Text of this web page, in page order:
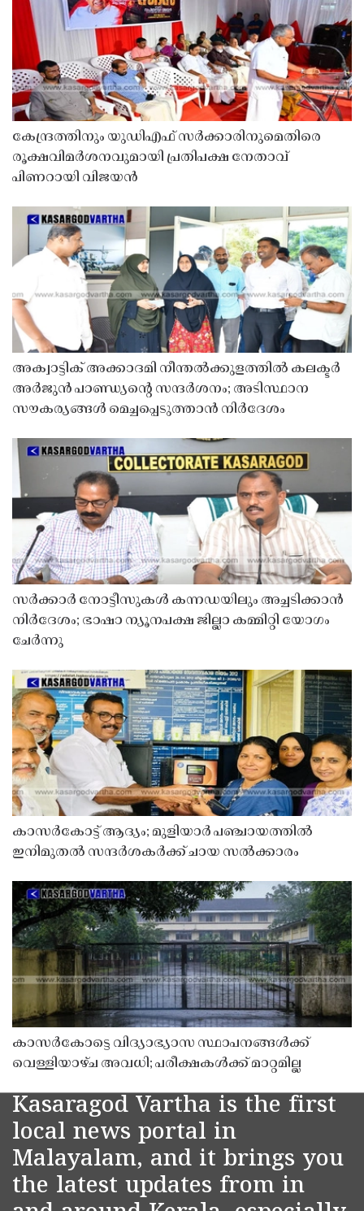
കേന്ദ്രത്തിനും യുഡിഎഫ് സർക്കാരിനുമെതിരെ
രൂക്ഷവിമർശനവുമായി പ്രതിപക്ഷ നേതാവ്
പിണറായി വിജയൻ
അക്വാട്ടിക് അക്കാദമി നീന്തൽക്കുളത്തിൽ കലക്ടർ
അർജുൻ പാണ്ഡ്യൻ്റെ സന്ദർശനം; അടിസ്ഥാന
സൗകര്യങ്ങൾ മെച്ചപ്പെടുത്താൻ നിർദേശം
സർക്കാർ നോട്ടീസുകൾ കന്നഡയിലും അച്ചടിക്കാൻ
നിർദേശം; ഭാഷാ ന്യൂനപക്ഷ ജില്ലാ കമ്മിറ്റി യോഗം
ചേർന്നു
കാസർകോട്ട് ആദ്യം; മുളിയാർ പഞ്ചായത്തിൽ
ഇനിമുതൽ സന്ദർശകർക്ക് ചായ സൽക്കാരം
കാസർകോട്ടെ വിദ്യാഭ്യാസ സ്ഥാപനങ്ങൾക്ക്
വെള്ളിയാഴ്ച അവധി; പരീക്ഷകൾക്ക് മാറ്റമില്ല
Kasaragod Vartha is the first
local news portal in
Malayalam, and it brings you
the latest updates from in